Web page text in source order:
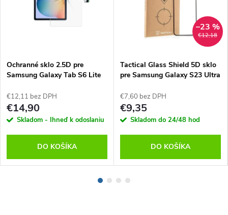
Ochranné sklo 2.5D pre
Samsung Galaxy Tab S6 Lite
€12,11 bez DPH
€14,90
Skladom - Ihneď k odoslaniu
DO KOŠÍKA
€12,18
–23 %
Tactical Glass Shield 5D sklo
pre Samsung Galaxy S23 Ultra
€7,60 bez DPH
€9,35
Skladom do 24/48 hod
DO KOŠÍKA